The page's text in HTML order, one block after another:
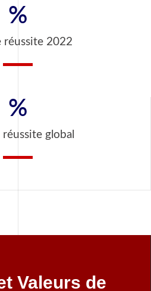
réussite 2022
%
réussite global
%
Valeurs de